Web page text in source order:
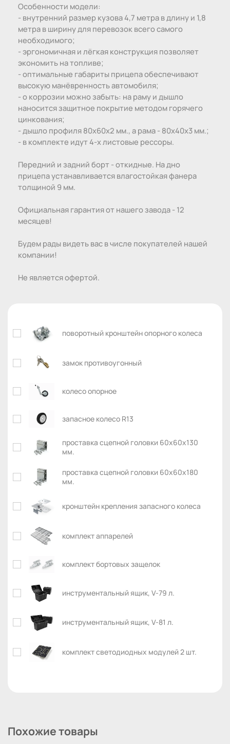
Особенности модели:
- внутренний размер кузова 4,7 метра в длину и 1,8
метра в ширину для перевозок всего самого
необходимого;
- эргономичная и лёгкая конструкция позволяет
экономить на топливе;
- оптимальные габариты прицепа обеспечивают
высокую манёвренность автомобиля;
- о коррозии можно забыть: на раму и дышло
наносится защитное покрытие методом горячего
цинкования;
- дышло профиля 80х60х2 мм., а рама - 80х40х3 мм.;
- в комплекте идут 4-х листовые рессоры.
Передний и задний борт - откидные. На дно
прицепа устанавливается влагостойкая фанера
толщиной 9 мм.
Официальная гарантия от нашего завода - 12
месяцев!
Будем рады видеть вас в числе покупателей нашей
компании!
Не является офертой.
поворотный кронштейн опорного колеса
замок противоугонный
колесо опорное
запасное колесо R13
проставка сцепной головки 60х60х130
мм.
проставка сцепной головки 60х60х180
мм.
кронштейн крепления запасного колеса
комплект аппарелей
комплект бортовых защелок
инструментальный ящик, V-79 л.
инструментальный ящик, V-81 л.
комплект светодиодных модулей 2 шт.
Похожие товары